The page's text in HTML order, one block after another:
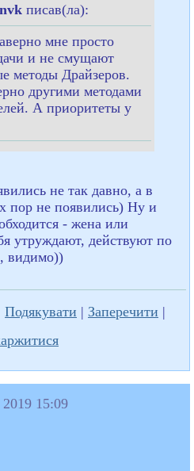
писав(ла):
мне просто
и не смущают
методы Драйзеров.
другими методами
А приоритеты у
не так давно, а в
пор не появились) Ну и
- жена или
утруждают, действуют по
видимо))
Подякувати | Заперечити |
15:09